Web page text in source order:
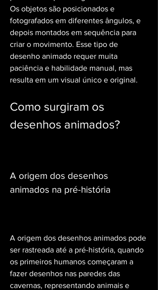
Os objetos são posicionados e
fotografados em diferentes ângulos, e
depois montados em sequência para
criar o movimento. Esse tipo de
desenho animado requer muita
paciência e habilidade manual, mas
resulta em um visual único e original.
Como surgiram os
desenhos animados?
A origem dos desenhos
animados na pré-história
A origem dos desenhos animados pode
ser rastreada até a pré-história, quando
os primeiros humanos começaram a
fazer desenhos nas paredes das
cavernas, representando animais e